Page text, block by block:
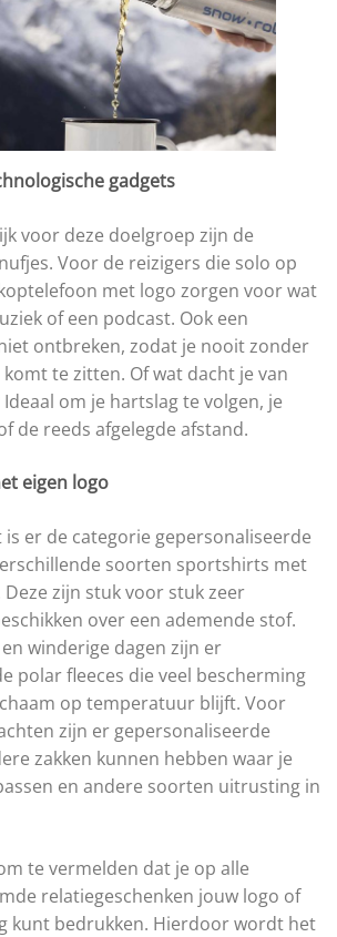
gadgets
voor deze doelgroep zijn de
Voor de reizigers die solo op
met logo zorgen voor wat
of een podcast. Ook een
ontbreken, zodat je nooit zonder
te zitten. Of wat dacht je van
om je hartslag te volgen, je
de reeds afgelegde afstand.
eigen logo
er de categorie gepersonaliseerde
soorten sportshirts met
zijn stuk voor stuk zeer
over een ademende stof.
winderige dagen zijn er
polar fleeces die veel bescherming
op temperatuur blijft. Voor
zijn er gepersonaliseerde
zakken kunnen hebben waar je
en andere soorten uitrusting in
te vermelden dat je op alle
relatiegeschenken jouw logo of
kunt bedrukken. Hierdoor wordt het